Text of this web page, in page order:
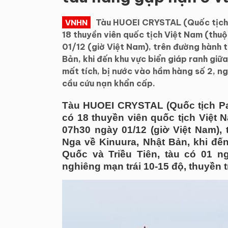
VNHN
Tàu HUOEI CRYSTAL (Quốc
18 thuyền viên quốc tịch Việt Nam
01/12 (giờ Việt Nam), trên đường hành
Bản, khi đến khu vực biển giáp ranh
mất tích, bị nước vào hầm hàng số 2,
cầu cứu nạn khẩn cấp.
Tàu HUOEI CRYSTAL (Quốc tịch
có 18 thuyền viên quốc tịch Việt
07h30 ngày 01/12 (giờ Việt
Nga về Kinuura, Nhật Bản, khi
Quốc và Triều Tiên, tàu có 01
nghiêng mạn trái 10-15 độ,